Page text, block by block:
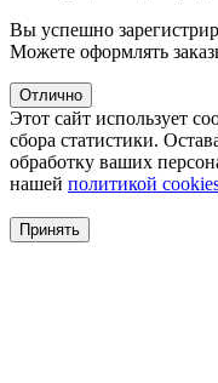
Вы успешно
Можете оформлять
Отлично
Этот сайт использует
сбора статистики.
обработку ваших
нашей политикой
Принять